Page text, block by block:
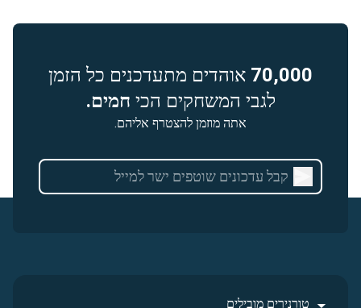
70,000 אוהדים מתעדכנים כל הזמן
לגבי המשחקים הכי חמים.
אתה מוזמן להצטרף אליהם.
טורנירים מובילים